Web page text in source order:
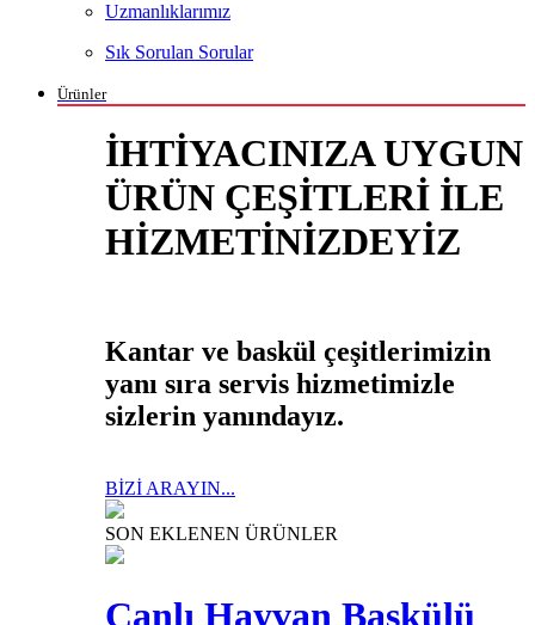
Uzmanlıklarımız
Sık Sorulan Sorular
Ürünler
İHTİYACINIZA UYGUN
ÜRÜN ÇEŞİTLERİ İLE
HİZMETİNİZDEYİZ
Kantar ve baskül çeşitlerimizin
yanı sıra servis hizmetimizle
sizlerin yanındayız.
BİZİ ARAYIN...
SON EKLENEN ÜRÜNLER
Canlı Hayvan Baskülü